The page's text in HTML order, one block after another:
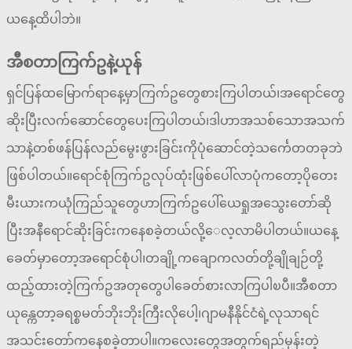
ယနေ့ထိပါဘဲ။
အီစတာကြက်ဥနဲ့ယုန်
ရှင်ပြန်ထမြောက်ရာနေ့မှာကြက်ဥတွေစားကြပါတယ်၊အရောင်တွေ
ဆိုးပြီးလက်ဆောင်တွေပေးကြပါတယ်၊ဒါဟာအသစ်သောအသက်
သာနဲ့တစ်ဖန်ပြန်လည်မွေးဖွားခြင်းကိုပုံဆောင်တဲ့သင်္ကေတတခုဘဲ
ဖြစ်ပါတယ်။ရောင်စုံကြက်ဥလုပ်ထုံးဖြစ်ပေါ်လာပုံကတော့ပိုတေး
မီးယားကယုံကြည်သူတွေဟာကြက်ဥပေါ်ယေရှုအသွေးတော်ဆို
ပြီးအနီရောင်ဆိုးခြင်းကနေစခဲ့တယ်လို့ေလ့လာမိပါတယ်။ယနေ့
ခေတ်မှာတော့အရောင်စုံပါ၊တချို့ကချောကလတ်တို့ချိုချဉ်တို့
ထည့်ထားတဲ့ကြက်ဥအတုတွေပါခေတ်စားလာကြပါၿပီ။အီစတာ
ယုန္ကေတာ့ခရစ္စမတ်ဘိုးဘိုးကြီးလိုပေါ့၊ဂျာမနီနိုင်ငံရဲ့လုသာရင်
အသင်းတော်ကနေစခဲ့တာပါ။ကလေးတွေအတွက်ရည်မှန်းတဲ့